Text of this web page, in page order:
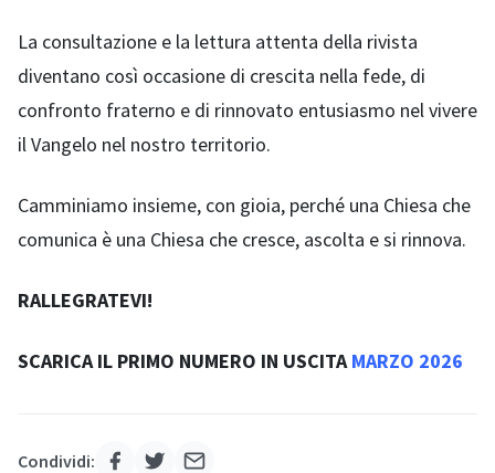
La consultazione e la lettura attenta della rivista
diventano così occasione di crescita nella fede, di
confronto fraterno e di rinnovato entusiasmo nel vivere
il Vangelo nel nostro territorio.
Camminiamo insieme, con gioia, perché una Chiesa che
comunica è una Chiesa che cresce, ascolta e si rinnova.
RALLEGRATEVI!
SCARICA IL PRIMO NUMERO IN USCITAMARZO 2026
Condividi: